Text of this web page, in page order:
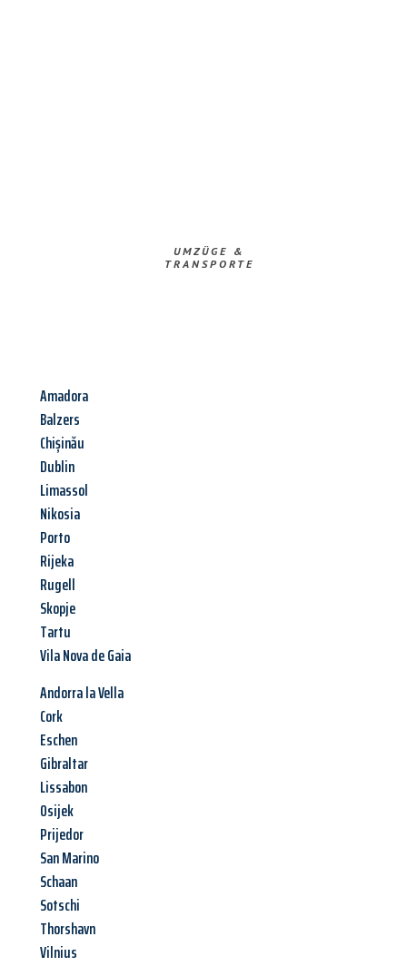
UMZÜGE &
TRANSPORTE
Amadora
Balzers
Chișinău
Dublin
Limassol
Nikosia
Porto
Rijeka
Rugell
Skopje
Tartu
Vila Nova de Gaia
Andorra la Vella
Cork
Eschen
Gibraltar
Lissabon
Osijek
Prijedor
San Marino
Schaan
Sotschi
Thorshavn
Vilnius